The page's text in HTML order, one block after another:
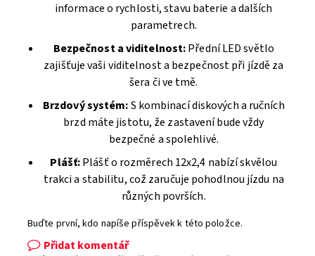
informace o rychlosti, stavu baterie a dalších
parametrech.
Bezpečnost a viditelnost:Přední LED světlo
zajišťuje vaši viditelnost a bezpečnost při jízdě za
šera či ve tmě.
Brzdový systém:S kombinací diskových a ručních
brzd máte jistotu, že zastavení bude vždy
bezpečné a spolehlivé.
Plášť:Plášť o rozměrech 12x2,4 nabízí skvělou
trakci a stabilitu, což zaručuje pohodlnou jízdu na
různých površích.
Buďte první, kdo napíše příspěvek k této položce.
Přidat komentář